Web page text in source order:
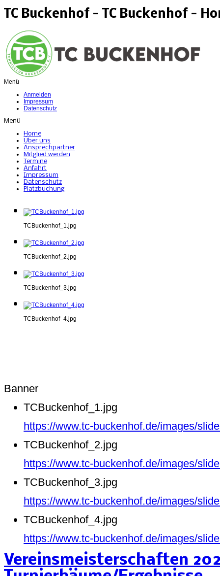
TC Buckenhof - TC Buckenhof -
Menü
Anmelden
Impressum
Datenschutz
Menü
Home
Über uns
Ansprechpartner
Mitglied werden
Termine
Anfahrt
Impressum
Datenschutz
Platzbuchung
TCBuckenhof_1.jpg
TCBuckenhof_2.jpg
TCBuckenhof_3.jpg
TCBuckenhof_4.jpg
Banner
TCBuckenhof_1.jpg
https://www.tc-buckenhof.de/images/
TCBuckenhof_2.jpg
https://www.tc-buckenhof.de/images/
TCBuckenhof_3.jpg
https://www.tc-buckenhof.de/images/
TCBuckenhof_4.jpg
https://www.tc-buckenhof.de/images/
Vereinsmeisterschaften